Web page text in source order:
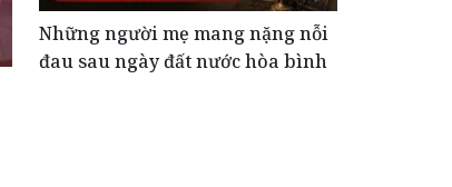
Những người mẹ mang nặng nỗi
đau sau ngày đất nước hòa bình